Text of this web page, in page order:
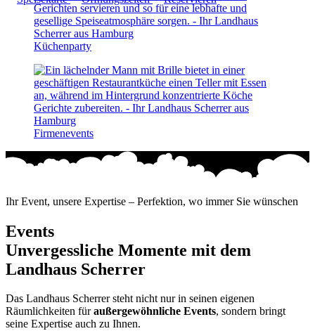
Küchenparty
Firmenevents
Ihr Event, unsere Expertise – Perfektion, wo immer Sie wünschen
Events
Unvergessliche Momente mit dem
Landhaus Scherrer
Das Landhaus Scherrer steht nicht nur in seinen eigenen
Räumlichkeiten füraußergewöhnliche Events, sondern bringt
seine Expertise auch zu Ihnen.